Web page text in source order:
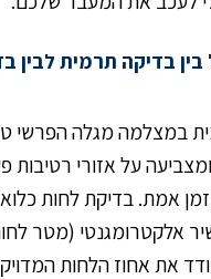
בדיקה תרמית לבין
במצלמה מגלה הפרשי
על אזורי רטיבות
אמת. בדיקת לחות
אלקטרומגנטי (מטר
את אחוז הלחות